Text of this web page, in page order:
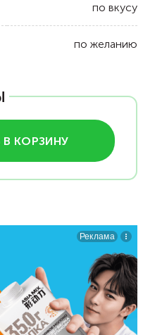
по вкусу
по желанию
КОРЗИНУ